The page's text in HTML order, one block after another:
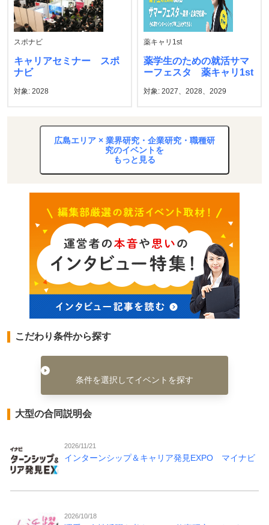
スポナビ
キャリアセミナー スポ
ナビ
対象: 2028
薬キャリ1st
薬学生のための就活サマ
ーフェスタ 薬キャリ1st
対象: 2027、2028、2029
広島エリア × 業界研究・企業研究・職種研
究のイベントを
もっと見る
こだわり条件から探す
条件を選択してイベントを探す
大型の合同説明会
2026/11/21
インターンシップ＆キャリア発見EXPO マイナビ
2026/10/18